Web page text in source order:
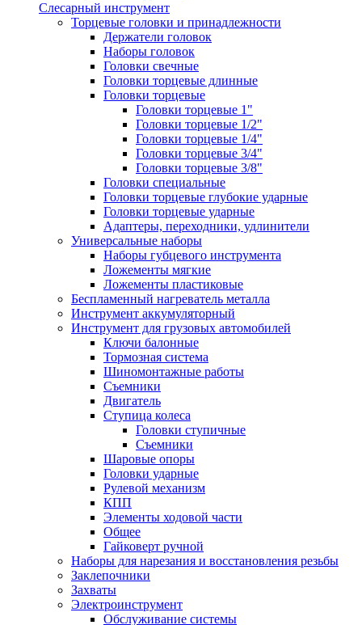
Слесарный инструмент
Торцевые головки и принадлежности
Держатели головок
Наборы головок
Головки свечные
Головки торцевые длинные
Головки торцевые
Головки торцевые 1"
Головки торцевые 1/2"
Головки торцевые 1/4"
Головки торцевые 3/4"
Головки торцевые 3/8"
Головки специальные
Головки торцевые глубокие ударные
Головки торцевые ударные
Адаптеры, переходники, удлинители
Универсальные наборы
Наборы губцевого инструмента
Ложементы мягкие
Ложементы пластиковые
Беспламенный нагреватель металла
Инструмент аккумуляторный
Инструмент для грузовых автомобилей
Ключи балонные
Тормозная система
Шиномонтажные работы
Cъемники
Двигатель
Ступица колеса
Головки ступичные
Cъемники
Шаровые опоры
Головки ударные
Рулевой механизм
КПП
Элементы ходовой части
Общее
Гайковерт ручной
Наборы для нарезания и восстановления резьбы
Заклепочники
Захваты
Электроинструмент
Обслуживание системы